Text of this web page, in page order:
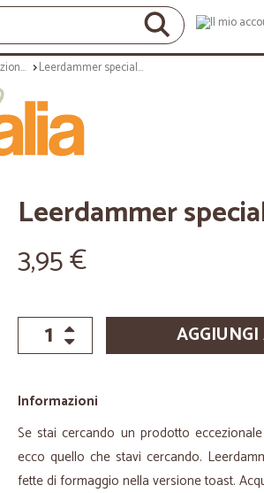
Formaggi confezionati Leerdammer special toast gr.125
Leerdammer
3,95 €
Informazioni
Se stai cercando un prodotto
ecco quello che stavi cercando.
fette di formaggio nella versione toast.